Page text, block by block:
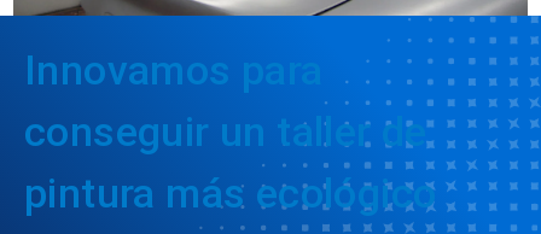
Innovamos para
conseguir un taller de
pintura más ecológico